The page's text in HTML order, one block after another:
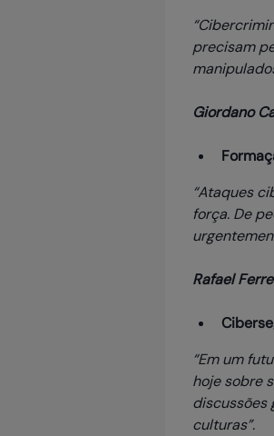
precisam
Giordano
“Ataques
força. De
Rafael
“Em um
hoje sobre
discussões
culturas”.